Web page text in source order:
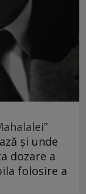
și unde
dozare a
folosire a